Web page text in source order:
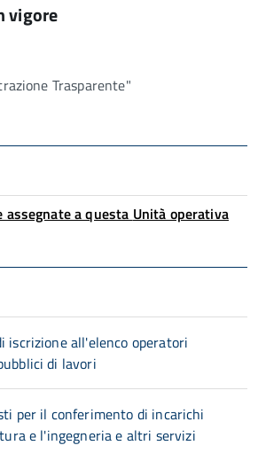
vigore
Trasparente"
assegnate a questa Unità operativa
iscrizione all'elenco operatori
di lavori
per il conferimento di incarichi
e l'ingegneria e altri servizi